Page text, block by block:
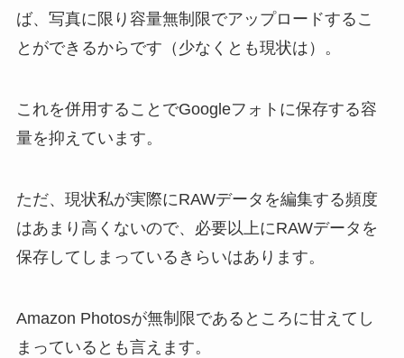
ば、写真に限り容量無制限でアップロードするこ
とができるからです（少なくとも現状は）。
これを併用することでGoogleフォトに保存する容
量を抑えています。
ただ、現状私が実際にRAWデータを編集する頻度
はあまり高くないので、必要以上にRAWデータを
保存してしまっているきらいはあります。
Amazon Photosが無制限であるところに甘えてし
まっているとも言えます。